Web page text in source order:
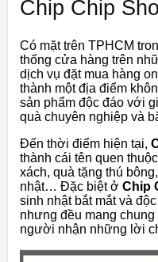
Chip Chip
Có mặt trên TPHCM
thống cửa hàng trên
dịch vụ đặt mua hàng
thành một địa điểm
sản phẩm độc đáo với
quà chuyên nghiệp và
Đến thời điểm hiện tại,
thành cái tên quen
xách, quà tặng thú
nhật… Đặc biệt ở Chip
sinh nhật bắt mắt và
nhưng đều mang
người nhận những lời